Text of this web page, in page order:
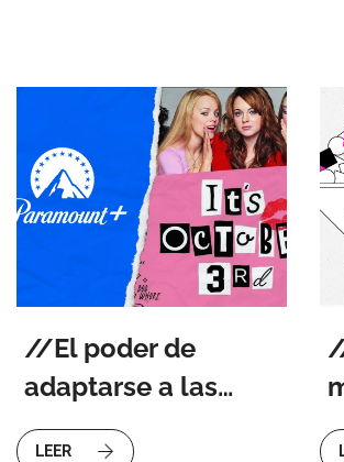
El poder de
adaptarse a las
tendencias
LEER